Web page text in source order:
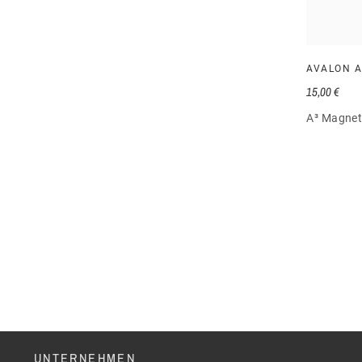
AVALON
A³
15,00 €
UNTERNEHMEN